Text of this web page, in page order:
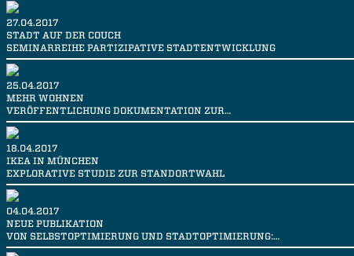
27.04.2017
STADT AUF DER COUCH
SEMINARREIHE PARTIZIPATIVE STADTENTWICKLUNG
25.04.2017
MEHR WOHNEN
VERÖFFENTLICHUNG DOKUMENTATION ZUR…
18.04.2017
IKEA IN MÜNCHEN
EXPLORATIVE STUDIE ZUR STANDORTWAHL
04.04.2017
NEUE PUBLIKATION
VON SELBSTOPTIMIERUNG UND STADTOPTIMIERUNG:…